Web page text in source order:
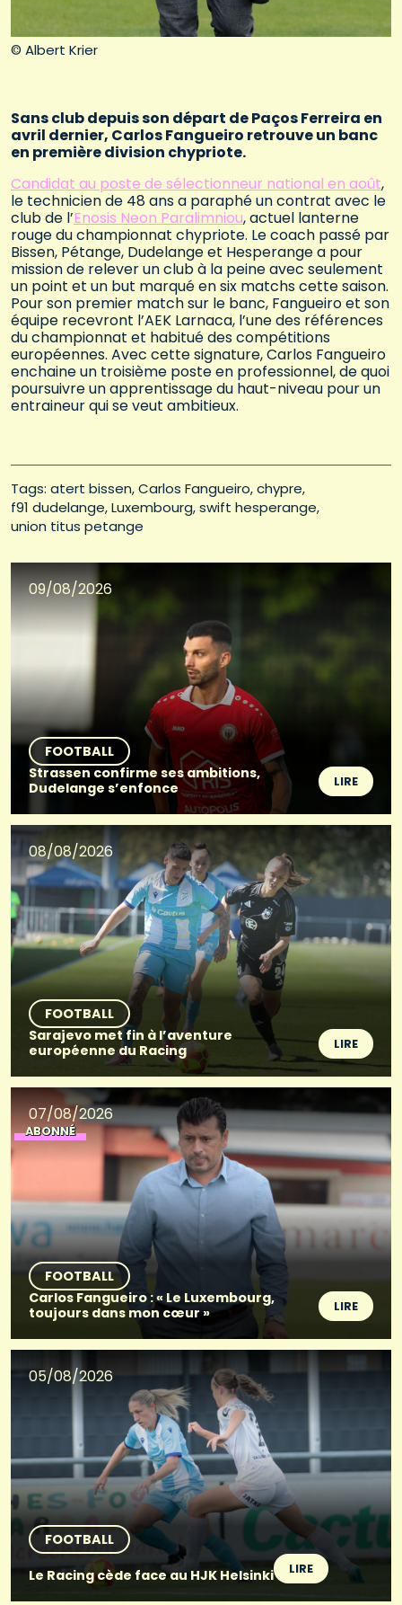
© Albert Krier
Sans club depuis son départ de Paços Ferreira en
avril dernier, Carlos Fangueiro retrouve un banc
en première division chypriote.
Candidat au poste de sélectionneur national en août,
le technicien de 48 ans a paraphé un contrat avec le
club de l’Enosis Neon Paralimniou, actuel lanterne
rouge du championnat chypriote. Le coach passé par
Bissen, Pétange, Dudelange et Hesperange a pour
mission de relever un club à la peine avec seulement
un point et un but marqué en six matchs cette saison.
Pour son premier match sur le banc, Fangueiro et son
équipe recevront l’AEK Larnaca, l’une des références
du championnat et habitué des compétitions
européennes. Avec cette signature, Carlos Fangueiro
enchaine un troisième poste en professionnel, de quoi
poursuivre un apprentissage du haut-niveau pour un
entraineur qui se veut ambitieux.
Tags: atert bissen Carlos Fangueiro chypre
f91 dudelange Luxembourg swift hesperange
union titus petange
09/08/2026
FOOTBALL
Strassen confirme ses ambitions,
Dudelange s’enfonce
LIRE
08/08/2026
FOOTBALL
Sarajevo met fin à l’aventure
européenne du Racing
LIRE
07/08/2026
ABONNÉ
FOOTBALL
Carlos Fangueiro : « Le Luxembourg,
toujours dans mon cœur »
LIRE
05/08/2026
FOOTBALL
Le Racing cède face au HJK Helsinki
LIRE